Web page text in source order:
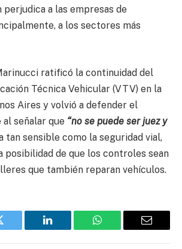
perjudica a las empresas de
a los sectores más
ratificó la continuidad del
Técnica Vehicular (VTV) en la
Aires y volvió a defender el
señalar que “no se puede ser juez y
tan sensible como la seguridad vial,
posibilidad de que los controles sean
que también reparan vehículos.
LinkedIn WhatsApp Email